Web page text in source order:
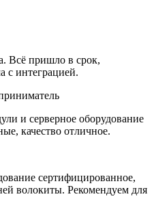
Всё пришло в срок,
с интеграцией.
и серверное оборудование
качество отличное.
сертифицированное,
волокиты. Рекомендуем для